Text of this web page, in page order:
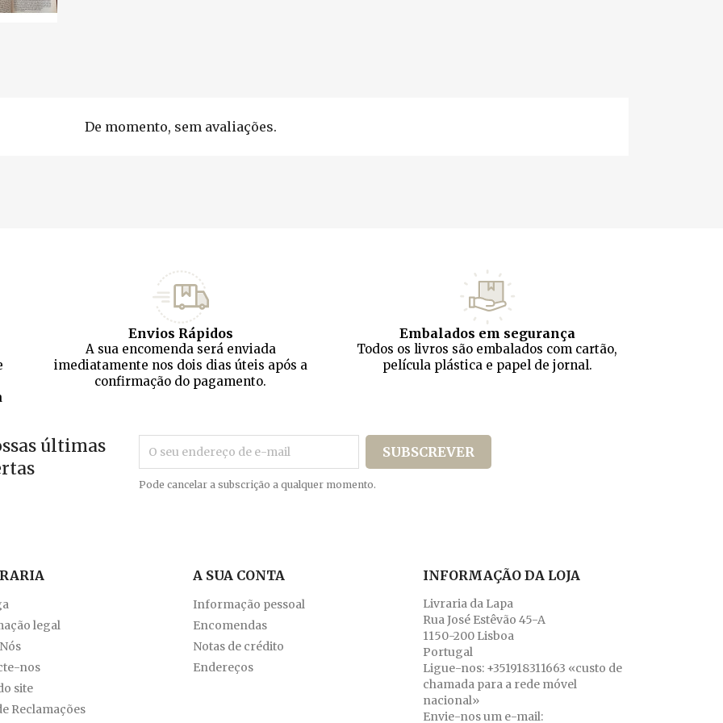
De momento, sem avaliações.
Envios Rápidos
A sua encomenda será enviada
imediatamente nos dois dias úteis após a
confirmação do pagamento.
Embalados em segurança
Todos os livros são embalados com cartão,
película plástica e papel de jornal.
últimas
Pode cancelar a subscrição a qualquer momento.
legal
nos
site
Reclamações
A SUA CONTA
Informação pessoal
Encomendas
Notas de crédito
Endereços
INFORMAÇÃO DA LOJA
Livraria da Lapa
Rua José Estêvão 45-A
1150-200 Lisboa
Portugal
Ligue-nos: +351918311663 «custo de
chamada para a rede móvel
nacional»
Envie-nos um e-mail: